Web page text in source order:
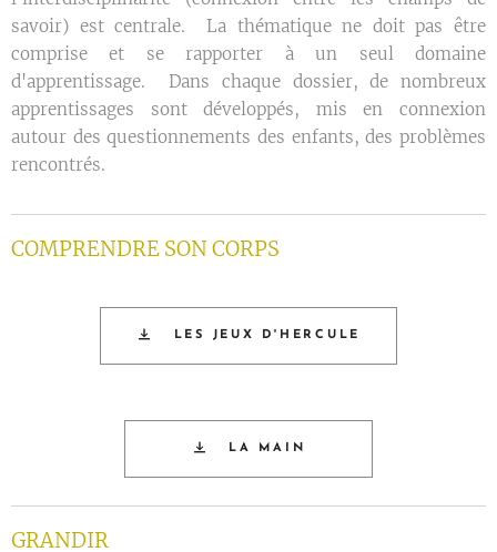
savoir) est centrale. La thématique ne doit pas être
comprise et se rapporter à un seul domaine
d'apprentissage. Dans chaque dossier, de nombreux
apprentissages sont développés, mis en connexion
autour des questionnements des enfants, des problèmes
rencontrés.
COMPRENDRE SON CORPS
LES JEUX D'HERCULE
LA MAIN
GRANDIR